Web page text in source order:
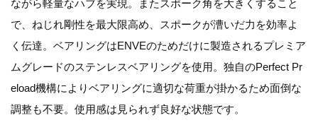
ながら軽量なハブを実現。またスポーク角を大きくすること
で、ねじれ剛性を最大限高め、スポークが漕いだ力を効率よ
く伝達。ベアリングはENVEのためだけに製造されるプレミア
ムグレードのステンレスベアリングを使用。独自のPerfect Pr
eload機構によりベアリングに適切な荷重が掛かるため面倒な
調整も不要。使用感は見られず良好な状態です。